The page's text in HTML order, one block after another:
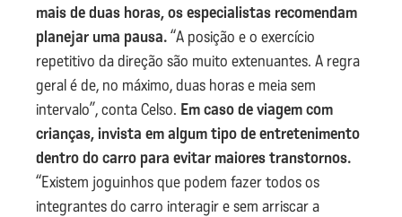
mais de duas horas, os especialistas recomendam
planejar uma pausa.“A posição e o exercício
repetitivo da direção são muito extenuantes. A regra
geral é de, no máximo, duas horas e meia sem
intervalo”, conta Celso. Em caso de viagem com
crianças, invista em algum tipo de entretenimento
dentro do carro para evitar maiores transtornos.
“Existem joguinhos que podem fazer todos os
integrantes do carro interagir e sem arriscar a